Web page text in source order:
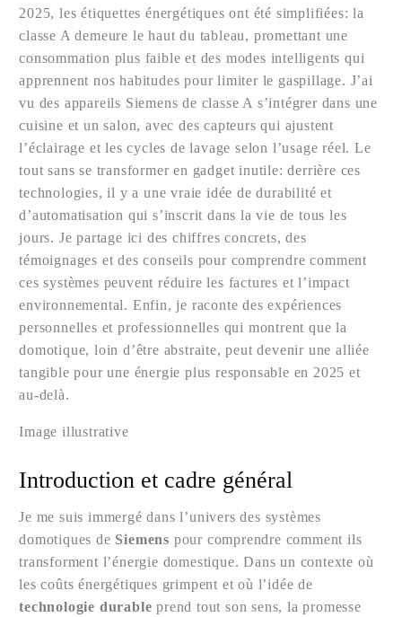
2025, les étiquettes énergétiques ont été simplifiées: la
classe A demeure le haut du tableau, promettant une
consommation plus faible et des modes intelligents qui
apprennent nos habitudes pour limiter le gaspillage. J’ai
vu des appareils Siemens de classe A s’intégrer dans une
cuisine et un salon, avec des capteurs qui ajustent
l’éclairage et les cycles de lavage selon l’usage réel. Le
tout sans se transformer en gadget inutile: derrière ces
technologies, il y a une vraie idée de durabilité et
d’automatisation qui s’inscrit dans la vie de tous les
jours. Je partage ici des chiffres concrets, des
témoignages et des conseils pour comprendre comment
ces systèmes peuvent réduire les factures et l’impact
environnemental. Enfin, je raconte des expériences
personnelles et professionnelles qui montrent que la
domotique, loin d’être abstraite, peut devenir une alliée
tangible pour une énergie plus responsable en 2025 et
au-delà.
Image illustrative
Introduction et cadre général
Je me suis immergé dans l’univers des systèmes
domotiques de Siemens pour comprendre comment ils
transforment l’énergie domestique. Dans un contexte où
les coûts énergétiques grimpent et où l’idée de
technologie durable prend tout son sens, la promesse